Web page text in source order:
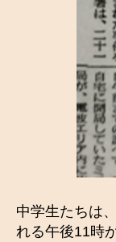
中学生たちは
れる午後11時